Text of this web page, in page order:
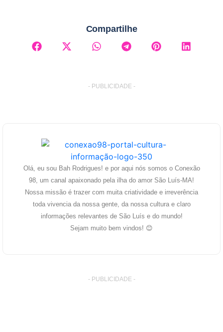
Compartilhe
- PUBLICIDADE -
Olá, eu sou Bah Rodrigues! e por aqui nós somos o Conexão
98, um canal apaixonado pela ilha do amor São Luís-MA!
Nossa missão é trazer com muita criatividade e irreverência
toda vivencia da nossa gente, da nossa cultura e claro
informações relevantes de São Luís e do mundo!
Sejam muito bem vindos! 😊
- PUBLICIDADE -